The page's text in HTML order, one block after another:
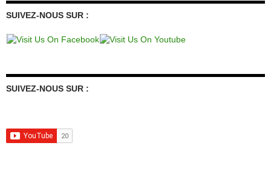
SUIVEZ-NOUS SUR :
SUIVEZ-NOUS SUR :